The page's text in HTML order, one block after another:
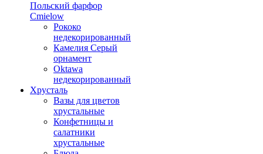
Польский фарфор
Сmielow
Рококо
недекорированный
Камелия Серый
орнамент
Oktawa
недекорированный
Хрусталь
Вазы для цветов
хрустальные
Конфетницы и
салатники
хрустальные